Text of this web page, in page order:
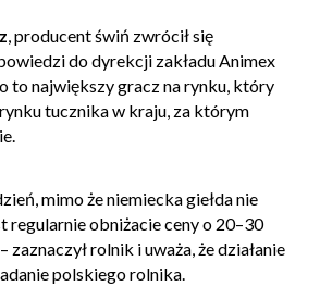
, producent świń zwrócił się
do dyrekcji zakładu Animex
to największy gracz na rynku, który
tucznika w kraju, za którym
mimo że niemiecka giełda nie
regularnie obniżacie ceny o 20–30
rolnik i uważa, że działanie
polskiego rolnika.